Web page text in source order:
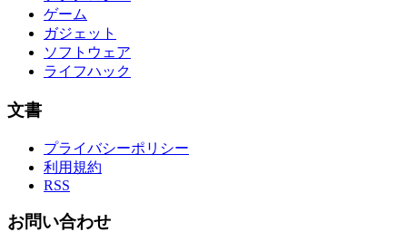
ゲーム
ガジェット
ソフトウェア
ライフハック
文書
プライバシーポリシー
利用規約
RSS
お問い合わせ